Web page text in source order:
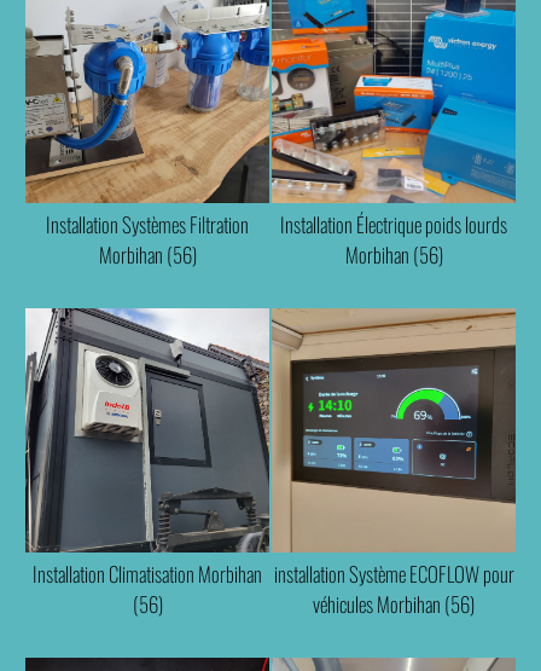
Installation Systèmes Filtration
Morbihan (56)
Installation Électrique poids lourds
Morbihan (56)
Installation Climatisation Morbihan
(56)
installation Système ECOFLOW pour
véhicules Morbihan (56)